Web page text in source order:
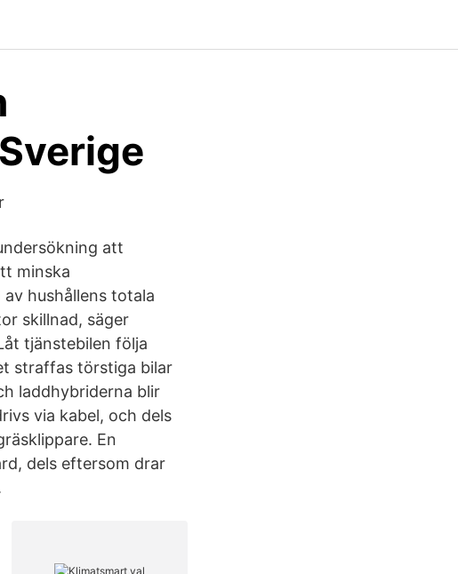
att
minska
hushållens totala
skillnad, säger
tjänstebilen följa
straffas törstiga bilar
laddhybriderna blir
via kabel, och dels
En
dels eftersom drar